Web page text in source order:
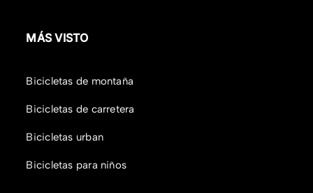
MÁS VISTO
Bicicletas de montaña
Bicicletas de carretera
Bicicletas urban
Bicicletas para niños